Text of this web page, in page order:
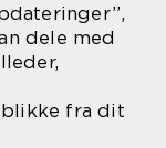
dele med
fra dit